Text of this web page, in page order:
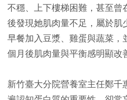
不穩、上下樓梯困難，甚至曾
後發現她肌肉量不足，屬於肌
早餐加入豆漿、雞蛋與蔬菜，
個月後肌肉量與平衡感明顯改
新竹臺大分院營養室主任鄭千